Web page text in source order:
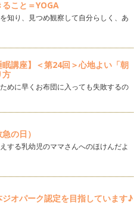
う！
今年もよろしくお願いいたし
ほめられるだけでなく、叱るこ
③～
書いています。 今は「ほめる
る ～ほめルール その②～
た。 年末と言えば、そう、大
！ ～ほめルール その①～
トします。 この写真は11/11に
こと＝YOGA
知り、見つめ観察して自分らしく、あ
眠講座】＜第24回＞心地よい「朝
方
めに早くお布団に入っても失敗するの
の日）
する乳幼児のママさんへのほけんだよ
オパーク認定を目指しています♪